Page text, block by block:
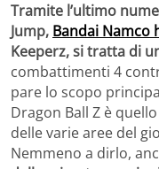
Tramite l’ultimo
Jump, Bandai Namco
Keeperz, si tratta di
combattimenti 4
pare lo scopo
Dragon Ball Z è
delle varie aree del
Nemmeno a dirlo,